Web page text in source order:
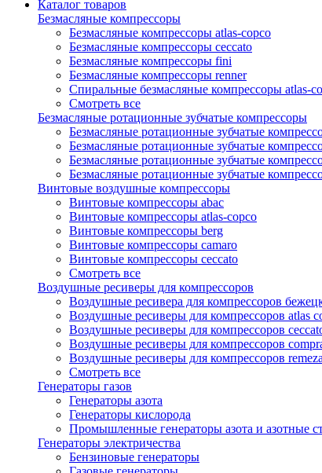
Каталог товаров
Безмасляные компрессоры
Безмасляные компрессоры atlas-copco
Безмасляные компрессоры ceccato
Безмасляные компрессоры fini
Безмасляные компрессоры renner
Спиральные безмасляные компрессоры atlas-
Смотреть все
Безмасляные ротационные зубчатые компрессоры
Безмасляные ротационные зубчатые
Безмасляные ротационные зубчатые
Безмасляные ротационные зубчатые
Безмасляные ротационные зубчатые
Винтовые воздушные компрессоры
Винтовые компрессоры abac
Винтовые компрессоры atlas-copco
Винтовые компрессоры berg
Винтовые компрессоры camaro
Винтовые компрессоры ceccato
Смотреть все
Воздушные ресиверы для компрессоров
Воздушные ресивера для компрессоров
Воздушные ресиверы для компрессоров atlas
Воздушные ресиверы для компрессоров
Воздушные ресиверы для компрессоров
Воздушные ресиверы для компрессоров remeza
Смотреть все
Генераторы газов
Генераторы азота
Генераторы кислорода
Промышленные генераторы азота и азотные
Генераторы электричества
Бензиновые генераторы